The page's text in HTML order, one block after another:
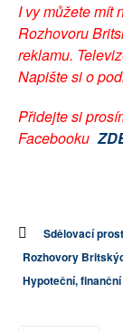
I vy můžete mít
Rozhovoru
reklamu.
Napište si o
Přidejte si
Facebooku
Sdělovací
Rozhovory
Hypoteční,